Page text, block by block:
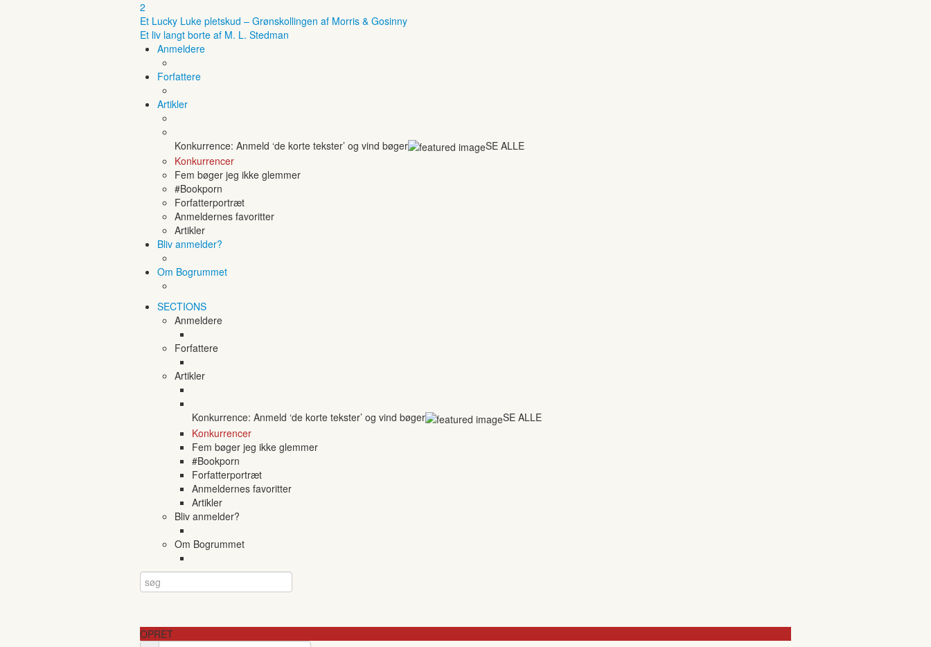
2
Et Lucky Luke pletskud – Grønskollingen af Morris & Gosinny
Et liv langt borte af M. L. Stedman
Anmeldere
Forfattere
Artikler
Konkurrence: Anmeld ‘de korte tekster’ og vind bøger
SE ALLE
Konkurrencer
Fem bøger jeg ikke glemmer
#Bookporn
Forfatterportræt
Anmeldernes favoritter
Artikler
Bliv anmelder?
Om Bogrummet
SECTIONS
Anmeldere
Forfattere
Artikler
Konkurrence: Anmeld ‘de korte tekster’ og vind bøger
SE ALLE
Konkurrencer
Fem bøger jeg ikke glemmer
#Bookporn
Forfatterportræt
Anmeldernes favoritter
Artikler
Bliv anmelder?
Om Bogrummet
OPRET